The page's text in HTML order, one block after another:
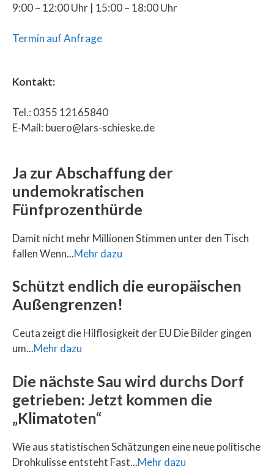
9:00 – 12:00 Uhr | 15:00 – 18:00 Uhr
Termin auf Anfrage
Kontakt:
Tel.: 0355 12165840
E-Mail: buero@lars-schieske.de
Ja zur Abschaffung der
undemokratischen
Fünfprozenthürde
Damit nicht mehr Millionen Stimmen unter den Tisch
fallen Wenn...Mehr dazu
Schützt endlich die europäischen
Außengrenzen!
Ceuta zeigt die Hilflosigkeit der EU Die Bilder gingen
um...Mehr dazu
Die nächste Sau wird durchs Dorf
getrieben: Jetzt kommen die
„Klimatoten“
Wie aus statistischen Schätzungen eine neue politische
Drohkulisse entsteht Fast...Mehr dazu